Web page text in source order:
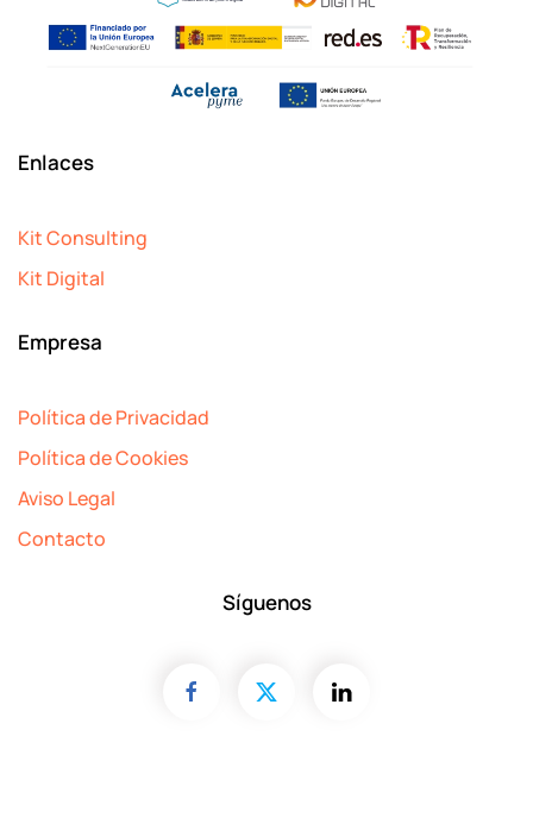
Enlaces
Kit Consulting
Kit Digital
Empresa
Política de Privacidad
Política de Cookies
Aviso Legal
Contacto
Síguenos